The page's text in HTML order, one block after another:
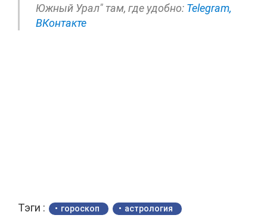
Южный Урал" там, где удобно: Telegram,
ВКонтакте
Тэги : гороскоп астрология